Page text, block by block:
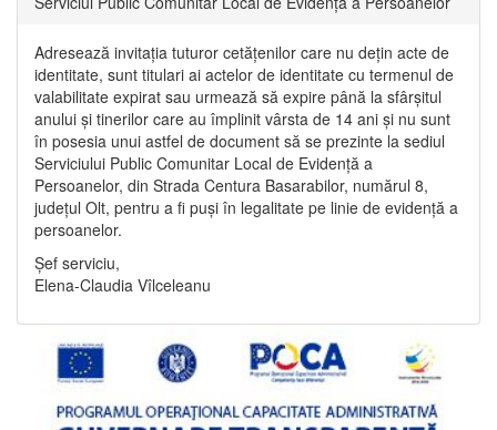
Adresează invitația tuturor cetățenilor care nu dețin acte de
identitate, sunt titulari ai actelor de identitate cu termenul de
valabilitate expirat sau urmează să expire până la sfârșitul
anului și tinerilor care au împlinit vârsta de 14 ani și nu sunt
în posesia unui astfel de document să se prezinte la sediul
Serviciului Public Comunitar Local de Evidență a
Persoanelor, din Strada Centura Basarabilor, numărul 8,
județul Olt, pentru a fi puși în legalitate pe linie de evidență a
persoanelor.
Șef serviciu,
Elena-Claudia Vîlceleanu